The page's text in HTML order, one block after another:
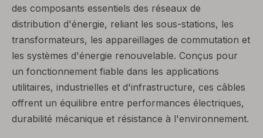
des composants essentiels des réseaux de
distribution d'énergie, reliant les sous-stations, les
transformateurs, les appareillages de commutation et
les systèmes d'énergie renouvelable. Conçus pour
un fonctionnement fiable dans les applications
utilitaires, industrielles et d'infrastructure, ces câbles
offrent un équilibre entre performances électriques,
durabilité mécanique et résistance à l'environnement.